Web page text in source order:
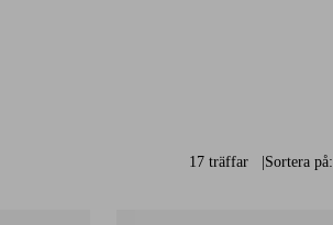
17 träffar Sortera på: